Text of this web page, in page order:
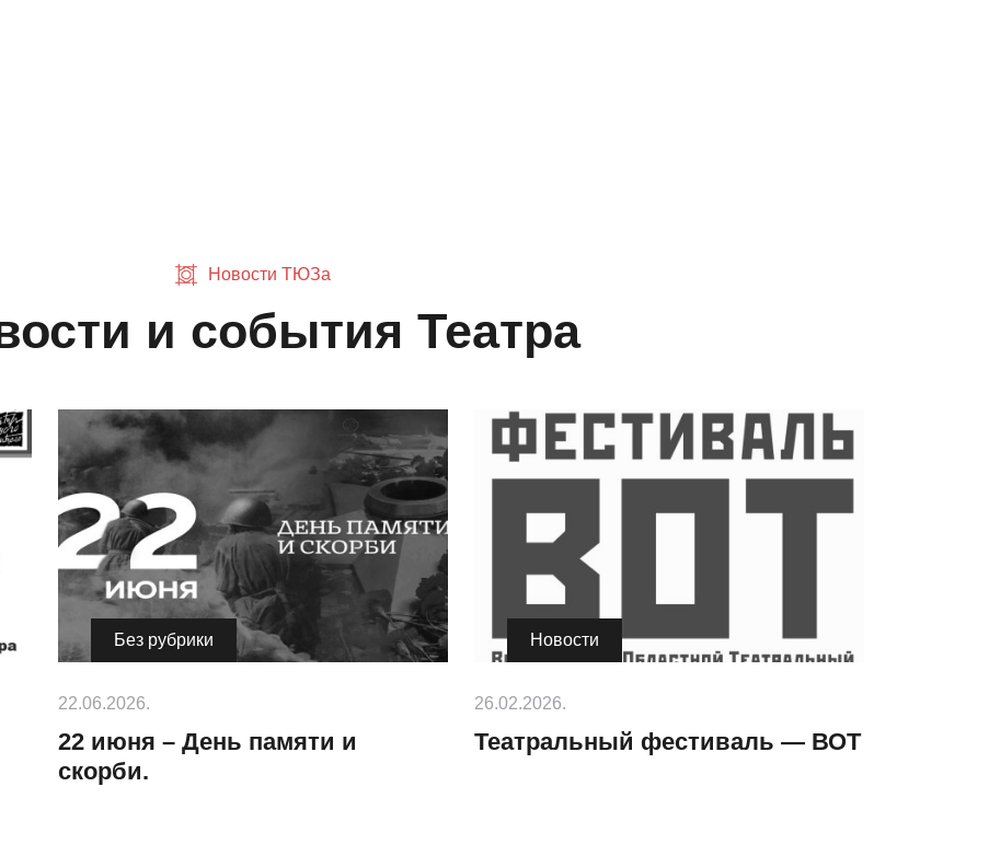
Новости ТЮЗа
и события Театра
Без рубрики
22.06.2026.
22 июня – День памяти и
скорби.
Новости
26.02.2026.
Театральный фестиваль — ВОТ